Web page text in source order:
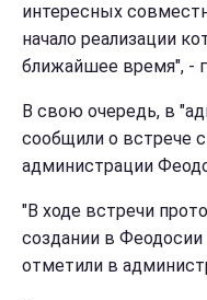
интересных
начало реализации
ближайшее время", -
В свою очередь, в
сообщили о встрече
администрации
"В ходе встречи
создании в
отметили в